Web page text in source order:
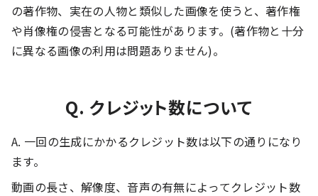
の著作物、実在の人物と類似した画像を使うと、著作権
や肖像権の侵害となる可能性があります。(著作物と十分
に異なる画像の利用は問題ありません)。
Q. クレジット数について
A. 一回の生成にかかるクレジット数は以下の通りになり
ます。
動画の長さ、解像度、音声の有無によってクレジット数